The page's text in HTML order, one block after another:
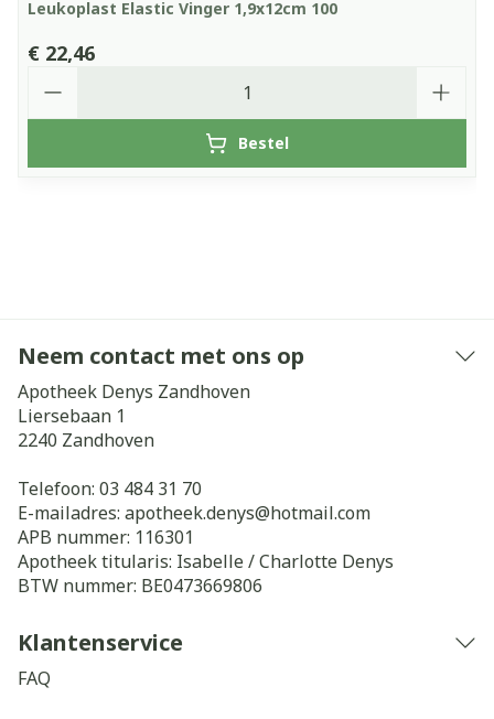
Leukoplast Elastic Vinger 1,9x12cm 100
€ 22,46
Bestel
Neem contact met ons op
Apotheek Denys Zandhoven
Liersebaan 1
2240 Zandhoven
Telefoon: 03 484 31 70
E-mailadres: apotheek.denys@hotmail.com
APB nummer: 116301
Apotheek titularis: Isabelle / Charlotte Denys
BTW nummer: BE0473669806
Klantenservice
FAQ